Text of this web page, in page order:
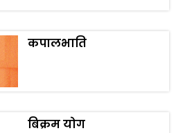
कपालभाति
बिक्रम योग